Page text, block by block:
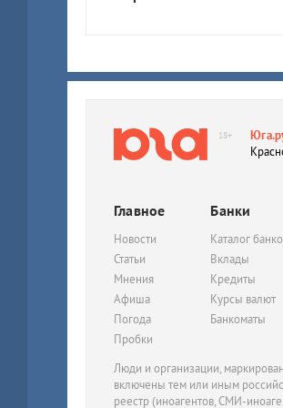
18+
Главное
Новости
Статьи
Мнения
Афиша
Погода
Пробки
Банки
Каталог
Вклады
Кредиты
Курсы валют
Банкоматы
Люди и организации,
включены тем или иным
реестр (иноагентов, СМИ-